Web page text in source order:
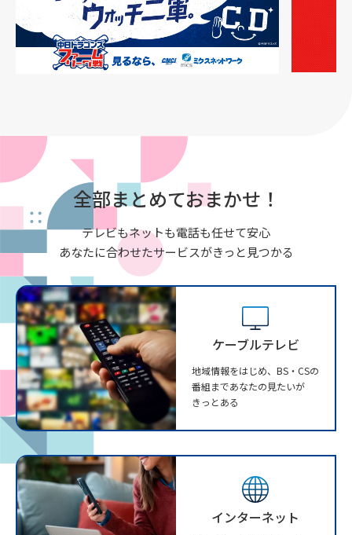
全部まとめておまかせ！
テレビもネットも電話も任せて安心
あなたに合わせたサービスがきっと見つかる
ケーブルテレビ
地域情報をはじめ、BS・CSの
番組まであなたの見たいが
きっとある
インターネット